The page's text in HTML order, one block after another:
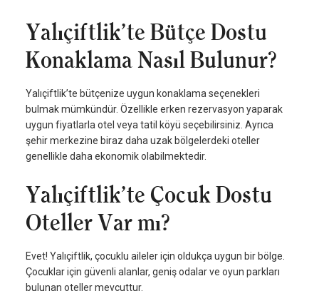
Yalıçiftlik’te Bütçe Dostu
Konaklama Nasıl Bulunur?
Yalıçiftlik’te bütçenize uygun konaklama seçenekleri
bulmak mümkündür. Özellikle erken rezervasyon yaparak
uygun fiyatlarla otel veya tatil köyü seçebilirsiniz. Ayrıca
şehir merkezine biraz daha uzak bölgelerdeki oteller
genellikle daha ekonomik olabilmektedir.
Yalıçiftlik’te Çocuk Dostu
Oteller Var mı?
Evet! Yalıçiftlik, çocuklu aileler için oldukça uygun bir bölge.
Çocuklar için güvenli alanlar, geniş odalar ve oyun parkları
bulunan oteller mevcuttur.